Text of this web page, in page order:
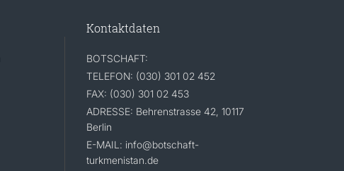
Kontaktdaten
BOTSCHAFT:
TELEFON: (030) 301 02 452
FAX: (030) 301 02 453
ADRESSE: Behrenstrasse 42, 10117
Berlin
E-MAIL: info@botschaft-
turkmenistan.de